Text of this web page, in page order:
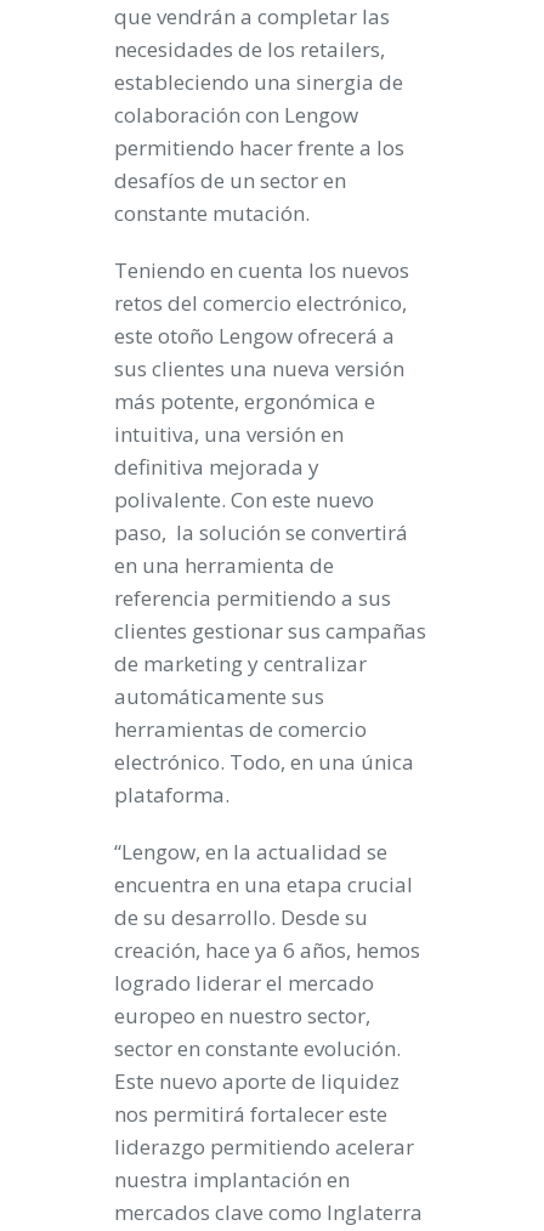
que vendrán a completar las
necesidades de los retailers,
estableciendo una sinergia de
colaboración con Lengow
permitiendo hacer frente a los
desafíos de un sector en
constante mutación.
Teniendo en cuenta los nuevos
retos del comercio electrónico,
este otoño Lengow ofrecerá a
sus clientes una nueva versión
más potente, ergonómica e
intuitiva, una versión en
definitiva mejorada y
polivalente. Con este nuevo
paso, la solución se convertirá
en una herramienta de
referencia permitiendo a sus
clientes gestionar sus campañas
de marketing y centralizar
automáticamente sus
herramientas de comercio
electrónico. Todo, en una única
plataforma.
“Lengow, en la actualidad se
encuentra en una etapa crucial
de su desarrollo. Desde su
creación, hace ya 6 años, hemos
logrado liderar el mercado
europeo en nuestro sector,
sector en constante evolución.
Este nuevo aporte de liquidez
nos permitirá fortalecer este
liderazgo permitiendo acelerar
nuestra implantación en
mercados clave como Inglaterra